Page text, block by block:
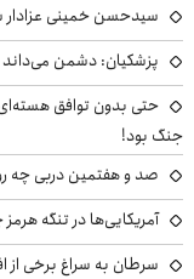
سیدحسن خمینی
پزشکیان: دشمن می‌داند
حتی بدون توافق هسته‌ای؛
جنگ بود!
صد و هفتمین دربی چه
آمریکایی‌ها در تنگه
سرطان به سراغ برخی از